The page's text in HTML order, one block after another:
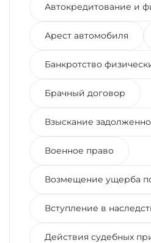
Автокредитование и
Арест автомобиля
Банкротство
Брачный договор
Взыскание
Военное право
Возмещение ущерба
Вступление в
Действия судебных